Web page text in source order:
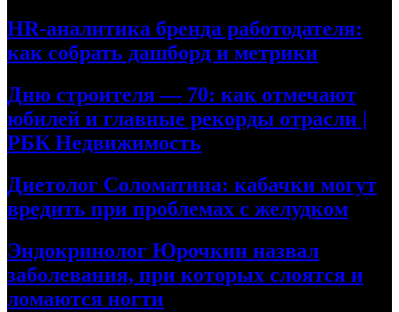
HR-аналитика бренда работодателя:
как собрать дашборд и метрики
Дню строителя — 70: как отмечают
юбилей и главные рекорды отрасли |
РБК Недвижимость
Диетолог Соломатина: кабачки могут
вредить при проблемах с желудком
Эндокринолог Юрочкин назвал
заболевания, при которых слоятся и
ломаются ногти